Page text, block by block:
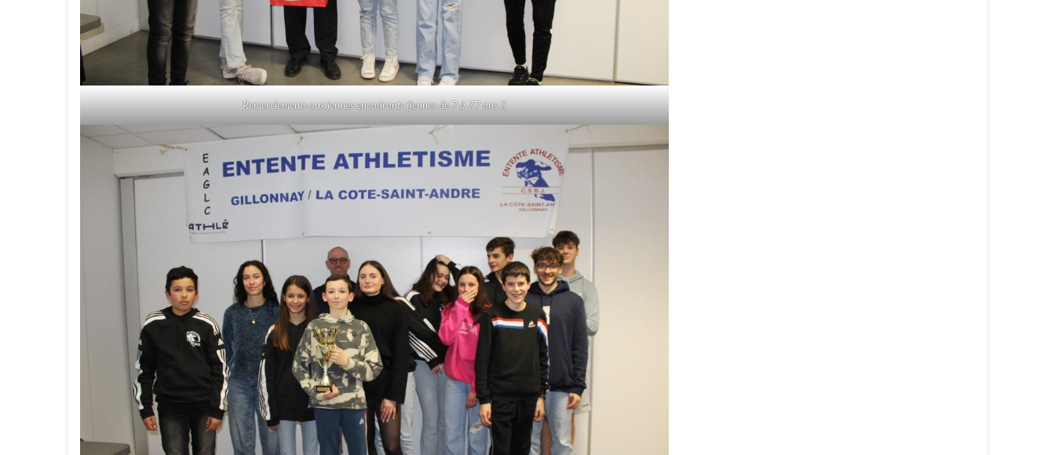
Remerciements aux jeunes encadrants (jeunes de 7 à 77 ans !)